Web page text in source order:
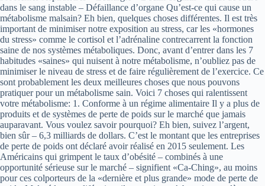
dans le sang instable – Défaillance d’organe Qu’est-ce qui cause un
métabolisme malsain? Eh bien, quelques choses différentes. Il est très
important de minimiser notre exposition au stress, car les «hormones
du stress» comme le cortisol et l’adrénaline contrecarrent la fonction
saine de nos systèmes métaboliques. Donc, avant d’entrer dans les 7
habitudes «saines» qui nuisent à notre métabolisme, n’oubliez pas de
minimiser le niveau de stress et de faire régulièrement de l’exercice. Ce
sont probablement les deux meilleures choses que nous pouvons
pratiquer pour un métabolisme sain. Voici 7 choses qui ralentissent
votre métabolisme: 1. Conforme à un régime alimentaire Il y a plus de
produits et de systèmes de perte de poids sur le marché que jamais
auparavant. Vous voulez savoir pourquoi? Eh bien, suivez l’argent,
bien sûr – 6,3 milliards de dollars. C’est le montant que les entreprises
de perte de poids ont déclaré avoir réalisé en 2015 seulement. Les
Américains qui grimpent le taux d’obésité – combinés à une
opportunité sérieuse sur le marché – signifient «Ca-Ching», au moins
pour ces colporteurs de la «dernière et plus grande» mode de perte de